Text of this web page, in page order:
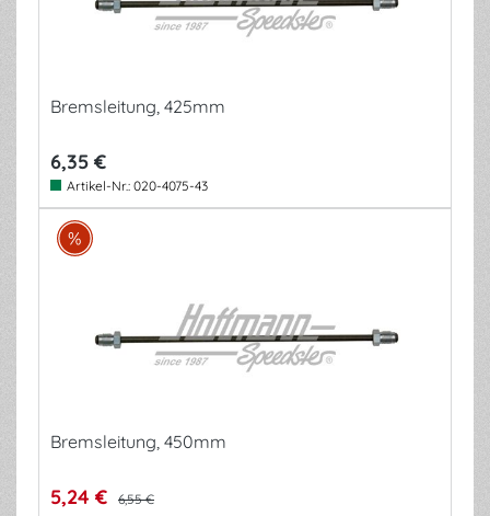
Bremsleitung, 425mm
6,35 €
Artikel-Nr.: 020-4075-43
Bremsleitung, 450mm
5,24 € 6,55 €